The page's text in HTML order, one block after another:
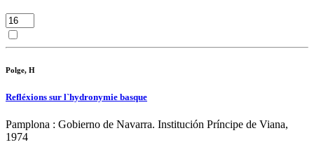
Polge, H
Refléxions sur l`hydronymie basque
Pamplona : Gobierno de Navarra. Institución Príncipe de Viana,
1974